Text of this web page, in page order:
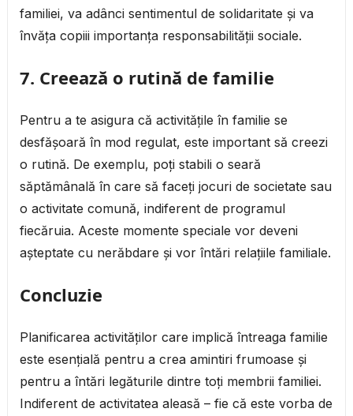
familiei, va adânci sentimentul de solidaritate și va
învăța copiii importanța responsabilității sociale.
7. Creează o rutină de familie
Pentru a te asigura că activitățile în familie se
desfășoară în mod regulat, este important să creezi
o rutină. De exemplu, poți stabili o seară
săptămânală în care să faceți jocuri de societate sau
o activitate comună, indiferent de programul
fiecăruia. Aceste momente speciale vor deveni
așteptate cu nerăbdare și vor întări relațiile familiale.
Concluzie
Planificarea activităților care implică întreaga familie
este esențială pentru a crea amintiri frumoase și
pentru a întări legăturile dintre toți membrii familiei.
Indiferent de activitatea aleasă – fie că este vorba de